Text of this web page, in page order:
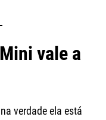
vale a
verdade ela está